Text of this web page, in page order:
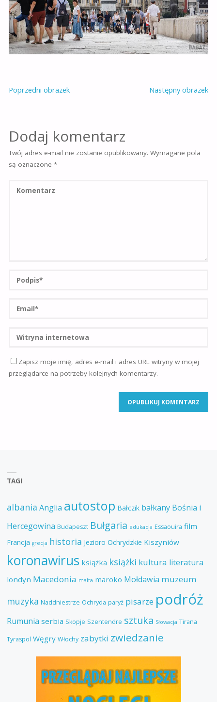
Poprzedni obrazek Następny obrazek
Dodaj komentarz
Twój adres e-mail nie zostanie opublikowany. Wymagane pola
są oznaczone *
Zapisz moje imię, adres e-mail i adres URL witryny w mojej
przeglądarce na potrzeby kolejnych komentarzy.
TAGI
albania Anglia autostop Bałczik bałkany Bośnia i
Hercegowina Budapeszt Bułgaria edukacja Essaouira film
Francja grecja historia Jezioro Ochrydzkie Kiszyniów
koronawirus książka książki kultura literatura
londyn Macedonia malta maroko Mołdawia muzeum
muzyka Naddniestrze Ochryda paryż pisarze podróż
Rumunia serbia Skopje Szentendre sztuka Słowacja Tirana
Tyraspol Węgry Włochy zabytki zwiedzanie